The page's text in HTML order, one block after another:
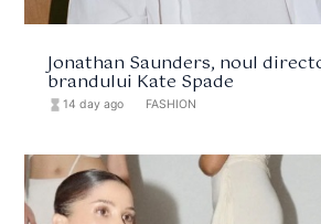
Jonathan Saunders, noul
brandului Kate Spade
hourglass_full 14 day ago FASHION